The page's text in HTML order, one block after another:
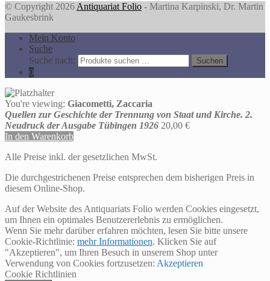
© Copyright 2026 Antiquariat Folio - Martina Karpinski, Dr. Martin
Gaukesbrink
Mein Konto
Suche
Suche nach:
Suchen
0
You're viewing: Giacometti, Zaccaria
Quellen zur Geschichte der Trennung von Staat und Kirche. 2.
Neudruck der Ausgabe Tübingen 1926 20,00 €
In den Warenkorb
Alle Preise inkl. der gesetzlichen MwSt.
Die durchgestrichenen Preise entsprechen dem bisherigen Preis in
diesem Online-Shop.
Auf der Website des Antiquariats Folio werden Cookies eingesetzt,
um Ihnen ein optimales Benutzererlebnis zu ermöglichen.
Wenn Sie mehr darüber erfahren möchten, lesen Sie bitte unsere
Cookie-Richtlinie: mehr Informationen. Klicken Sie auf
"Akzeptieren", um Ihren Besuch in unserem Shop unter
Verwendung von Cookies fortzusetzen: Akzeptieren
Cookie Richtlinien